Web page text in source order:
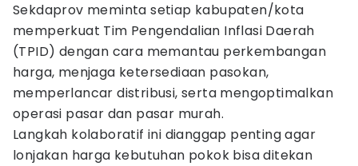
Sekdaprov meminta setiap kabupaten/kota
memperkuat Tim Pengendalian Inflasi Daerah
(TPID) dengan cara memantau perkembangan
harga, menjaga ketersediaan pasokan,
memperlancar distribusi, serta mengoptimalkan
operasi pasar dan pasar murah.
Langkah kolaboratif ini dianggap penting agar
lonjakan harga kebutuhan pokok bisa ditekan